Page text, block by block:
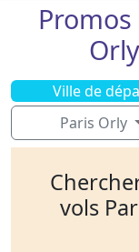
Ville de
Paris Orly
vols